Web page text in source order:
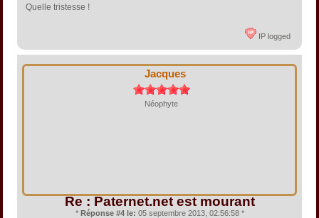
Quelle tristesse !
IP logged
Jacques
Néophyte
Re : Paternet.net est mourant
* Réponse #4 le: 05 septembre 2013, 02:56:58 *